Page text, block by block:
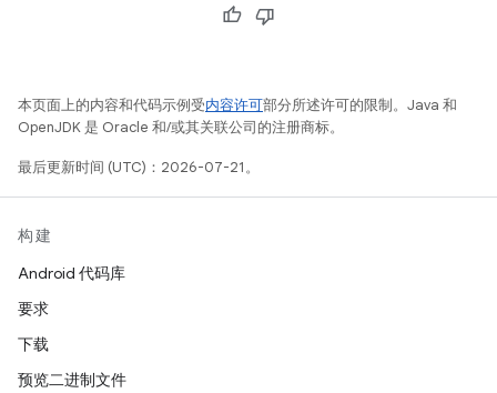
本页面上的内容和代码示例受内容许可部分所述许可的限制。Java 和
OpenJDK 是 Oracle 和/或其关联公司的注册商标。
最后更新时间 (UTC)：2026-07-21。
构建
Android 代码库
要求
下载
预览二进制文件